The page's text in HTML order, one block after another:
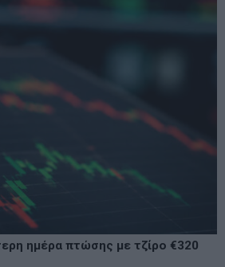
ημέρα πτώσης με τζίρο €320